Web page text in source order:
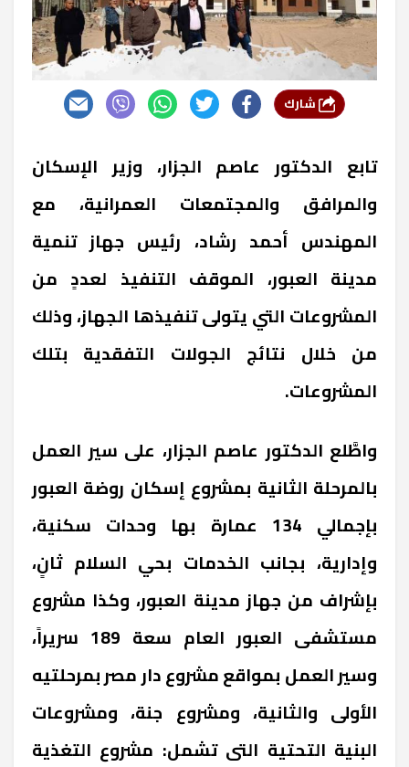
تابع الدكتور عاصم الجزار، وزير الإسكان
والمرافق والمجتمعات العمرانية، مع
المهندس أحمد رشاد، رئيس جهاز تنمية
مدينة العبور، الموقف التنفيذ لعددٍ من
المشروعات التي يتولى تنفيذها الجهاز، وذلك
من خلال نتائج الجولات التفقدية بتلك
المشروعات.
واطَّلع الدكتور عاصم الجزار، على سير العمل
بالمرحلة الثانية بمشروع إسكان روضة العبور
بإجمالي 134 عمارة بها وحدات سكنية،
وإدارية، بجانب الخدمات بحي السلام ثانٍ،
بإشراف من جهاز مدينة العبور، وكذا مشروع
مستشفى العبور العام سعة 189 سريراً،
وسير العمل بمواقع مشروع دار مصر بمرحلتيه
الأولى والثانية، ومشروع جنة، ومشروعات
البنية التحتية التى تشمل: مشروع التغذية